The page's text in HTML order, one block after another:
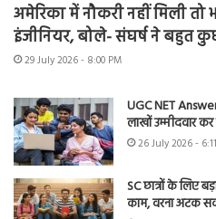
अमेरिका में नौकरी नहीं मिली तो
इंजीनियर, बोले- संघर्ष ने बहुत
29 July 2026 - 8:00 PM
UGC NET
लाखों उम्मीदवार
26 July 2026 -
SC छात्रों के लिए
काम, वरना अटक